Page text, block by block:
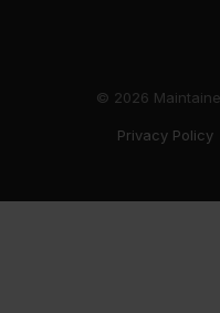
© 2026
Privacy Policy